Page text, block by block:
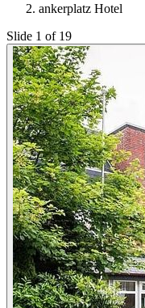
ankerplatz Hotel
Slide 1 of 19